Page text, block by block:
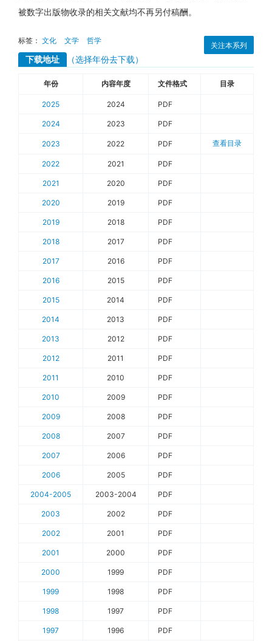
被数字出版物收录的相关文献均不再另付稿酬。
关注本系列
标签： 文化 文学 哲学
下载地址 （选择年份去下载）
年份 内容年度 文件格式 目录
2025 2024 PDF
2024 2023 PDF
2023 2022 PDF 查看目录
2022 2021 PDF
2021 2020 PDF
2020 2019 PDF
2019 2018 PDF
2018 2017 PDF
2017 2016 PDF
2016 2015 PDF
2015 2014 PDF
2014 2013 PDF
2013 2012 PDF
2012 2011 PDF
2011 2010 PDF
2010 2009 PDF
2009 2008 PDF
2008 2007 PDF
2007 2006 PDF
2006 2005 PDF
2004-2005 2003-2004 PDF
2003 2002 PDF
2002 2001 PDF
2001 2000 PDF
2000 1999 PDF
1999 1998 PDF
1998 1997 PDF
1997 1996 PDF